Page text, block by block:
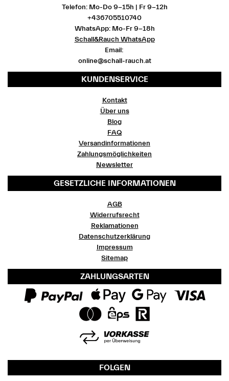
Telefon: Mo-Do 9-15h | Fr 9-12h
+436705510740
WhatsApp: Mo-Fr 9-18h
Schall&Rauch WhatsApp
Email:
online@schall-rauch.at
KUNDENSERVICE
Kontakt
Über uns
Blog
FAQ
Versandinformationen
Zahlungsmöglichkeiten
Newsletter
GESETZLICHE INFORMATIONEN
AGB
Widerrufsrecht
Reklamationen
Datenschutzerklärung
Impressum
Sitemap
ZAHLUNGSARTEN
FOLGEN